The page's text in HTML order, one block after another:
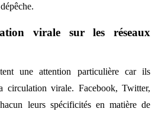
virale sur les réseaux
une attention particulière car ils
circulation virale. Facebook, Twitter,
leurs spécificités en matière de